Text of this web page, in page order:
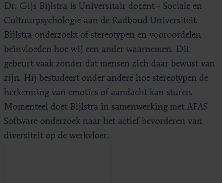
Dr. Gijs Bijlstra is Universitair docent - Sociale en
Cultuurpsychologie aan de Radboud Universiteit.
Bijlstra onderzoekt of stereotypen en vooroordelen
beïnvloeden hoe wij een ander waarnemen. Dit
gebeurt vaak zonder dat mensen zich daar bewust van
zijn. Hij bestudeert onder andere hoe stereotypen de
herkenning van emoties of aandacht kan sturen.
Momenteel doet Bijlstra in samenwerking met AFAS
Software onderzoek naar het actief bevorderen van
diversiteit op de werkvloer.